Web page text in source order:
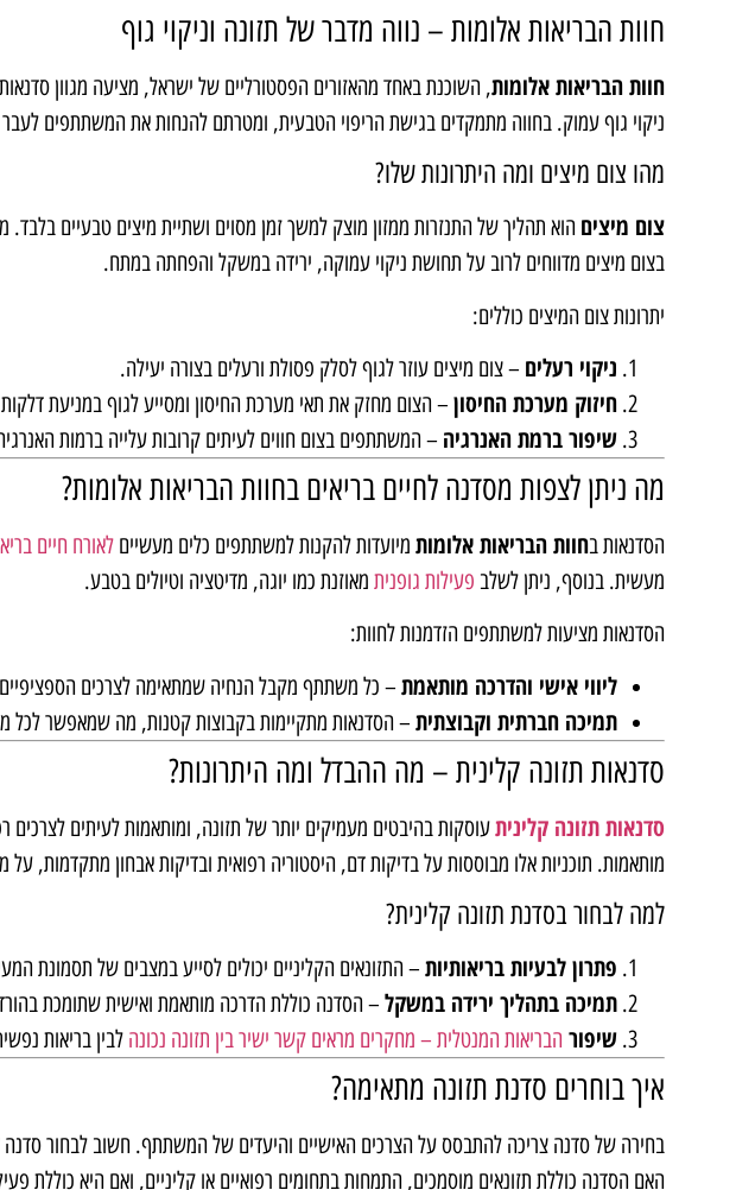
חוות הבריאות אלומות – נווה מדבר של תזונה וניקוי גוף
חוות הבריאות אלומות, השוכנת באחד מהאזורים הפסטורליים של ישראל, מציעה מגוון
ניקוי גוף עמוק. בחווה מתמקדים בגישת הריפוי הטבעית, ומטרתם להנחות את המשתתפים
מהו צום מיצים ומה היתרונות שלו?
צום מיצים הוא תהליך של התנזרות ממזון מוצק למשך זמן מסוים ושתיית מיצים טבעיים
בצום מיצים מדווחים לרוב על תחושת ניקוי עמוקה, ירידה במשקל והפחתה במתח.
יתרונות צום המיצים כוללים:
ניקוי רעלים – צום מיצים עוזר לגוף לסלק פסולת ורעלים בצורה יעילה.
חיזוק מערכת החיסון – הצום מחזק את תאי מערכת החיסון ומסייע לגוף במניעת
שיפור ברמת האנרגיה – המשתתפים בצום חווים לעיתים קרובות עלייה ברמות
מה ניתן לצפות מסדנה לחיים בריאים בחוות הבריאות אלומות?
הסדנאות בחוות הבריאות אלומות מיועדות להקנות למשתתפים כלים מעשיים לאורח חיים בריא
מעשית. בנוסף, ניתן לשלב פעילות גופנית מאוזנת כמו יוגה, מדיטציה וטיולים בטבע.
הסדנאות מציעות למשתתפים הזדמנות לחוות:
ליווי אישי והדרכה מותאמת – כל משתתף מקבל הנחיה שמתאימה לצרכים
תמיכה חברתית וקבוצתית – הסדנאות מתקיימות בקבוצות קטנות, מה שמאפשר לכל
סדנאות תזונה קלינית – מה ההבדל ומה היתרונות?
סדנאות תזונה קליניתעוסקות בהיבטים מעמיקים יותר של תזונה, ומותאמות לעיתים לצרכים
מותאמות. תוכניות אלו מבוססות על בדיקות דם, היסטוריה רפואית ובדיקות אבחון
למה לבחור בסדנת תזונה קלינית?
פתרון לבעיות בריאותיות – התזונאים הקליניים יכולים לסייע במצבים של תסמונת
תמיכה בתהליך ירידה במשקל – הסדנה כוללת הדרכה מותאמת ואישית שתומכת
שיפור הבריאות המנטלית – מחקרים מראים קשר ישיר בין תזונה נכונה לבין בריאות
איך בוחרים סדנת תזונה מתאימה?
בחירה של סדנה צריכה להתבסס על הצרכים האישיים והיעדים של המשתתף. חשוב לבחור
האם הסדנה כוללת תזונאים מוסמכים, התמחות בתחומים רפואיים או קליניים, ואם היא כוללת